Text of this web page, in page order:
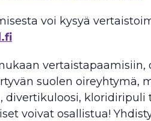
voi kysyä
vertaistapaamisiin,
suolen oireyhtymä,
divertikuloosi, kloridiripuli
voivat osallistua!